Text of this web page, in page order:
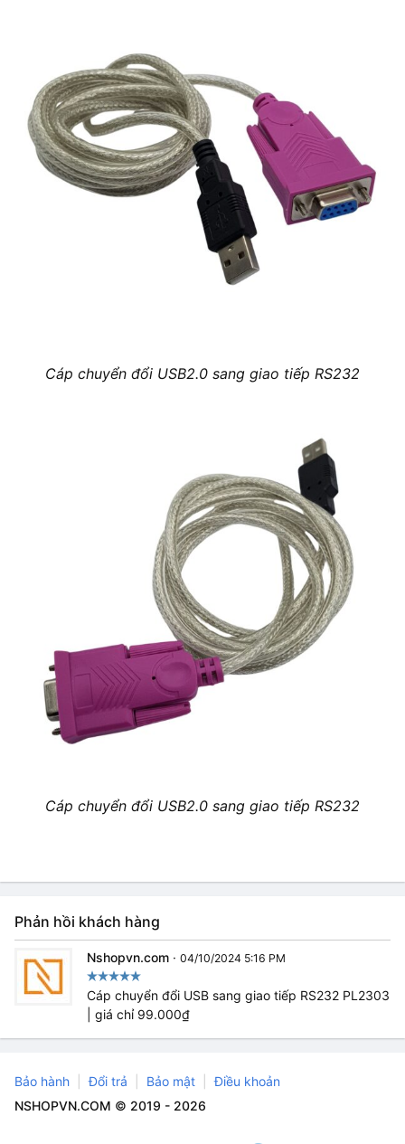
Cáp chuyển đổi USB2.0 sang giao tiếp RS232
Cáp chuyển đổi USB2.0 sang giao tiếp RS232
Phản hồi khách hàng
Nshopvn.com · 04/10/2024 5:16 PM
Cáp chuyển đổi USB sang giao tiếp RS232 PL2303
| giá chỉ 99.000₫
Bảo hành Đổi trả Bảo mật
Điều khoản
NSHOPVN.COM © 2019 - 2026